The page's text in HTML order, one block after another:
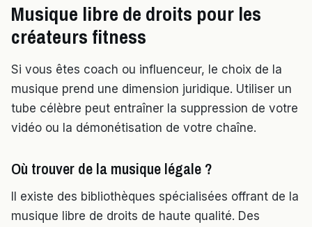
Musique libre de droits pour les
créateurs fitness
Si vous êtes coach ou influenceur, le choix de la
musique prend une dimension juridique. Utiliser un
tube célèbre peut entraîner la suppression de votre
vidéo ou la démonétisation de votre chaîne.
Où trouver de la musique légale ?
Il existe des bibliothèques spécialisées offrant de la
musique libre de droits de haute qualité. Des